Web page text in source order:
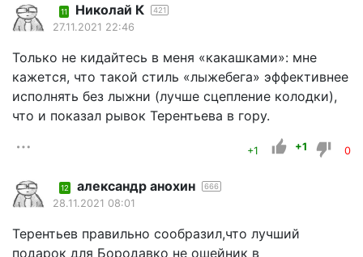
11 Николай К 421
27.11.2021 22:46
Только не кидайтесь в меня «какашками»: мне
кажется, что такой стиль «лыжебега» эффективнее
исполнять без лыжни (лучше сцепление колодки),
что и показал рывок Терентьева в гору.
+1 +1 0
12 александр анохин 666
28.11.2021 08:01
Терентьев правильно сообразил,что лучший
подарок для Бородавко не ошейник в